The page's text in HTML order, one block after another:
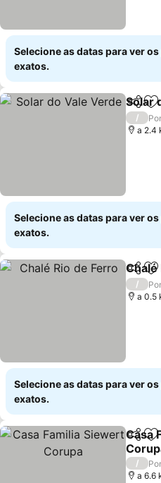
Selecione as datas para ver
exatos.
Solar
/
a 2.4
Selecione as datas para ver
exatos.
Chalé
/
a 0.5
Selecione as datas para ver
exatos.
Casa
/
a 6.6